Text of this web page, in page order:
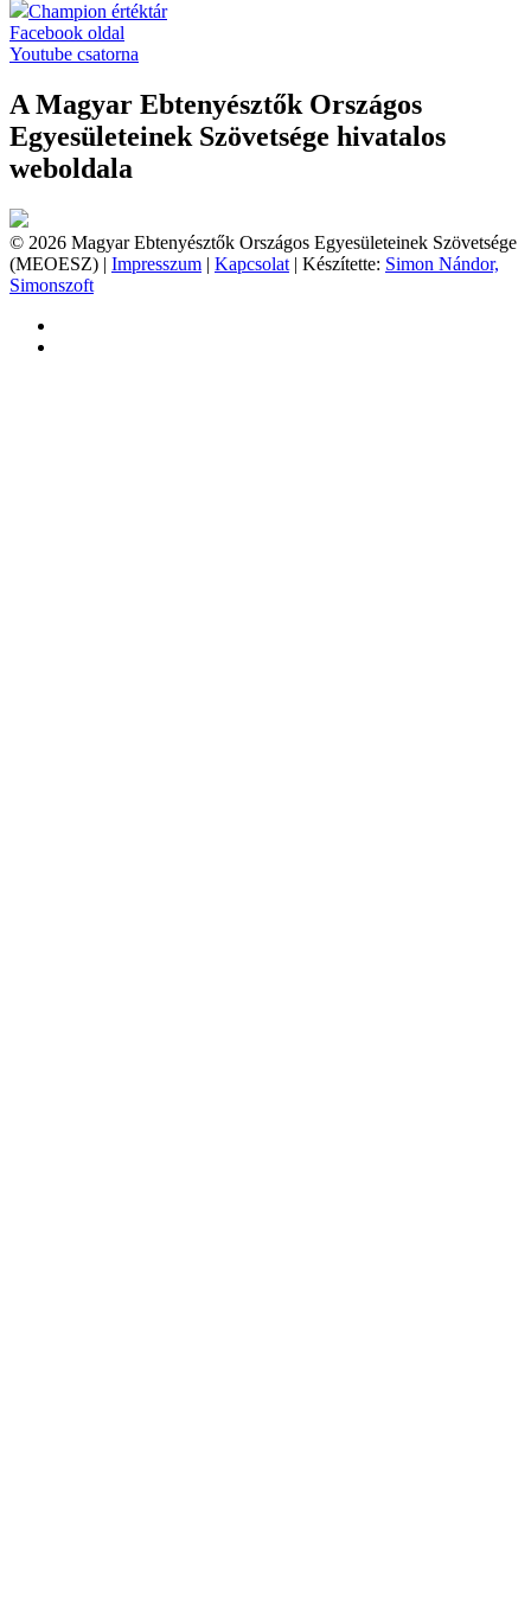
Champion értéktár
Facebook oldal
Youtube csatorna
A Magyar Ebtenyésztők Országos
Egyesületeinek Szövetsége hivatalos
weboldala
© 2026 Magyar Ebtenyésztők Országos Egyesületeinek Szövetsége
(MEOESZ) | Impresszum | Kapcsolat | Készítette: Simon Nándor,
Simonszoft